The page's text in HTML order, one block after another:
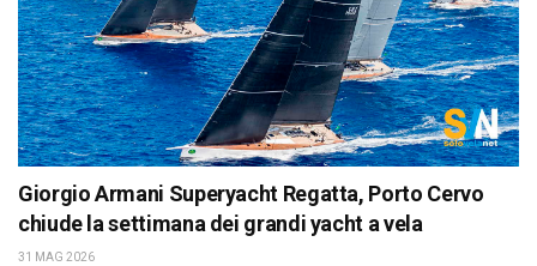
Giorgio Armani Superyacht Regatta, Porto Cervo
chiude la settimana dei grandi yacht a vela
31 MAG 2026